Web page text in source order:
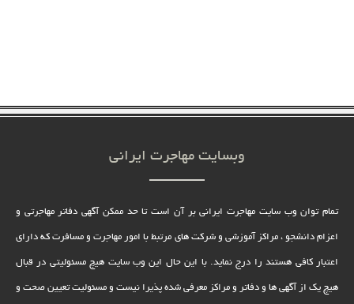
وبسایت مهاجرت ایرانی
تمام توان وب سایت مهاجرت ایرانی بر آن است تا حد ممکن آگهی دفاتر مهاجرتی و
اعزام دانشجو ، مراکز آموزشی و شرکت های مرتبط با امور مهاجرت و مسافرت که دارای
اعتبار کافی هستند را درج نماید. با این حال این وب سایت هیچ مسئولیتی در قبال
هیچ یک از آگهی ها و دفاتر و مراکز معرفی شده پذیرا نیست و مسئولیت تعیین صحت و